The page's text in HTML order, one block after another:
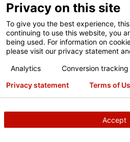
Copyright© 2026 Hunter Engineering
Aby zapewnić
skontaktujemy
dystrybutorem
INTERESUJE
Privacy on this site
To give you the best experience,
continuing to use this website, you
being used. For information on
please visit our privacy statement
Analytics
Conversion tracking
Accept
Privacy statement Terms of